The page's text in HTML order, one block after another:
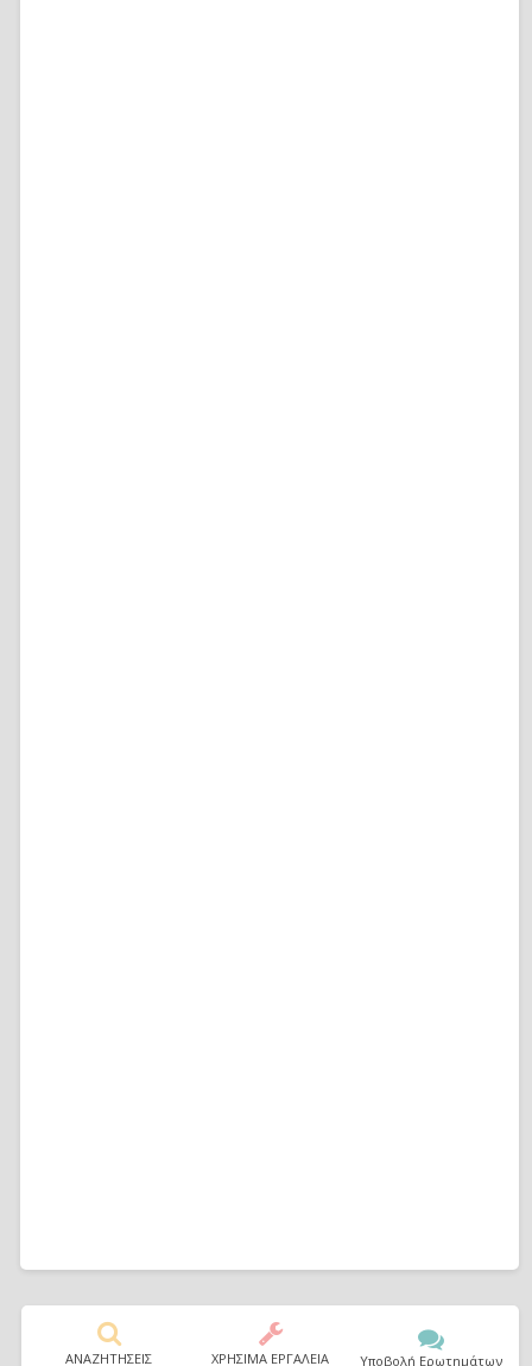
ΑΝΑΖΗΤΗΣΕΙΣ ΧΡΗΣΙΜΑ ΕΡΓΑΛΕΙΑ Υποβολή Ερωτημάτων